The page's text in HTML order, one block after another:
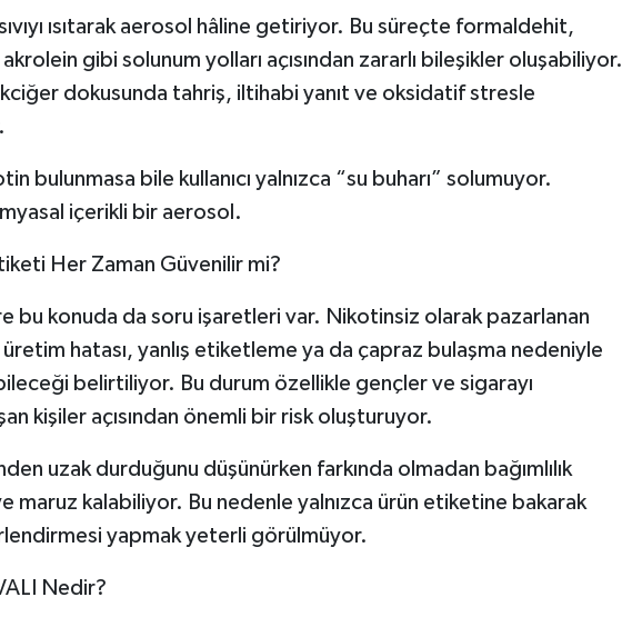
ısıtarak aerosol hâline getiriyor. Bu süreçte formaldehit,
gibi solunum yolları açısından zararlı bileşikler oluşabiliyor.
dokusunda tahriş, iltihabi yanıt ve oksidatif stresle
bulunmasa bile kullanıcı yalnızca “su buharı” solumuyor.
içerikli bir aerosol.
Her Zaman Güvenilir mi?
bu konuda da soru işaretleri var. Nikotinsiz olarak pazarlanan
üretim hatası, yanlış etiketleme ya da çapraz bulaşma nedeniyle
belirtiliyor. Bu durum özellikle gençler ve sigarayı
kişiler açısından önemli bir risk oluşturuyor.
uzak durduğunu düşünürken farkında olmadan bağımlılık
maruz kalabiliyor. Bu nedenle yalnızca ürün etiketine bakarak
yapmak yeterli görülmüyor.
Nedir?